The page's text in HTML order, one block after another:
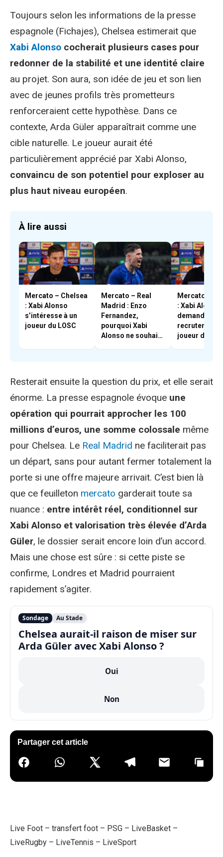
Toujours selon les informations de la presse
espagnole (Fichajes), Chelsea estimerait que
Xabi Alonso cocherait plusieurs cases pour
redonner de la stabilité et une identité claire
au projet. Son aura, son idée de jeu et son lien
avec de jeunes profils très prometteurs
renforceraient cette hypothèse. Dans ce
contexte, Arda Güler apparaîtrait comme une
cible naturelle. Le joueur aurait été
particulièrement apprécié par Xabi Alonso,
convaincu de son potentiel pour exploser au
plus haut niveau européen.
À lire aussi
Mercato – Chelsea
: Xabi Alonso
s’intéresse à un
joueur du LOSC
Mercato – Real
Madrid : Enzo
Fernandez,
pourquoi Xabi
Alonso ne souhaite
Mercato –
: Xabi Alonso
demandé le
recrutement
joueur du
Resterait ensuite la question du prix, et elle serait
énorme. La presse espagnole évoque une
opération qui pourrait approcher les 100
millions d’euros, une somme colossale même
pour Chelsea. Le Real Madrid ne faciliterait pas
un départ, sans pour autant fermer totalement la
porte si une offre majeure arrivait. C’est bien là
que ce feuilleton mercato garderait toute sa
nuance : entre intérêt réel, conditionnel sur
Xabi Alonso et valorisation très élevée d’Arda
Güler, le dossier serait encore loin d’un accord.
Mais une chose est sûre : si cette piste se
confirme, Londres et Madrid pourraient
rapidement s’agiter.
Sondage Au Stade
Chelsea aurait-il raison de miser sur
Arda Güler avec Xabi Alonso ?
Oui
Non
Partager cet article
Live Foot – transfert foot – PSG – LiveBasket –
LiveRugby – LiveTennis – LiveSport